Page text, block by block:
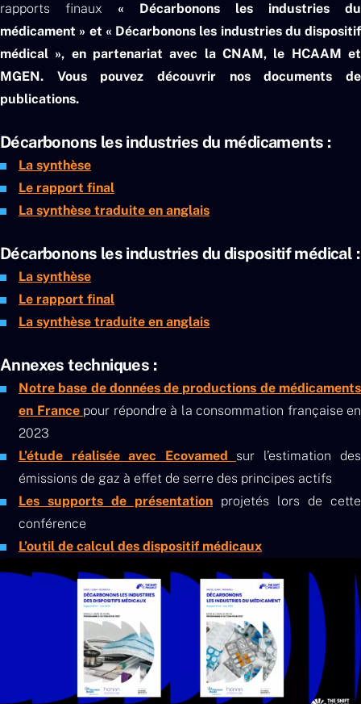
rapports finaux « Décarbonons les industries du
médicament » et « Décarbonons les industries du dispositif
médical », en partenariat avec la CNAM, le HCAAM et
MGEN. Vous pouvez découvrir nos documents de
publications.
Décarbonons les industries du médicaments :
La synthèse
Le rapport final
La synthèse traduite en anglais
Décarbonons les industries du dispositif médical :
La synthèse
Le rapport final
La synthèse traduite en anglais
Annexes techniques :
Notre base de données de productions de médicaments
en France pour répondre à la consommation française en
2023
L’étude réalisée avec Ecovamed sur l’estimation des
émissions de gaz à effet de serre des principes actifs
Les supports de présentation projetés lors de cette
conférence
L’outil de calcul des dispositif médicaux